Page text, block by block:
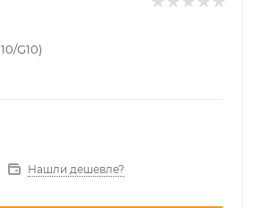
G10)
Нашли дешевле?